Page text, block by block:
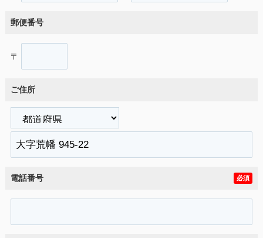
郵便番号
〒
ご住所
電話番号 必須